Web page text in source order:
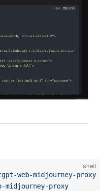
shell
web-midjourney-proxy
midjourney-proxy